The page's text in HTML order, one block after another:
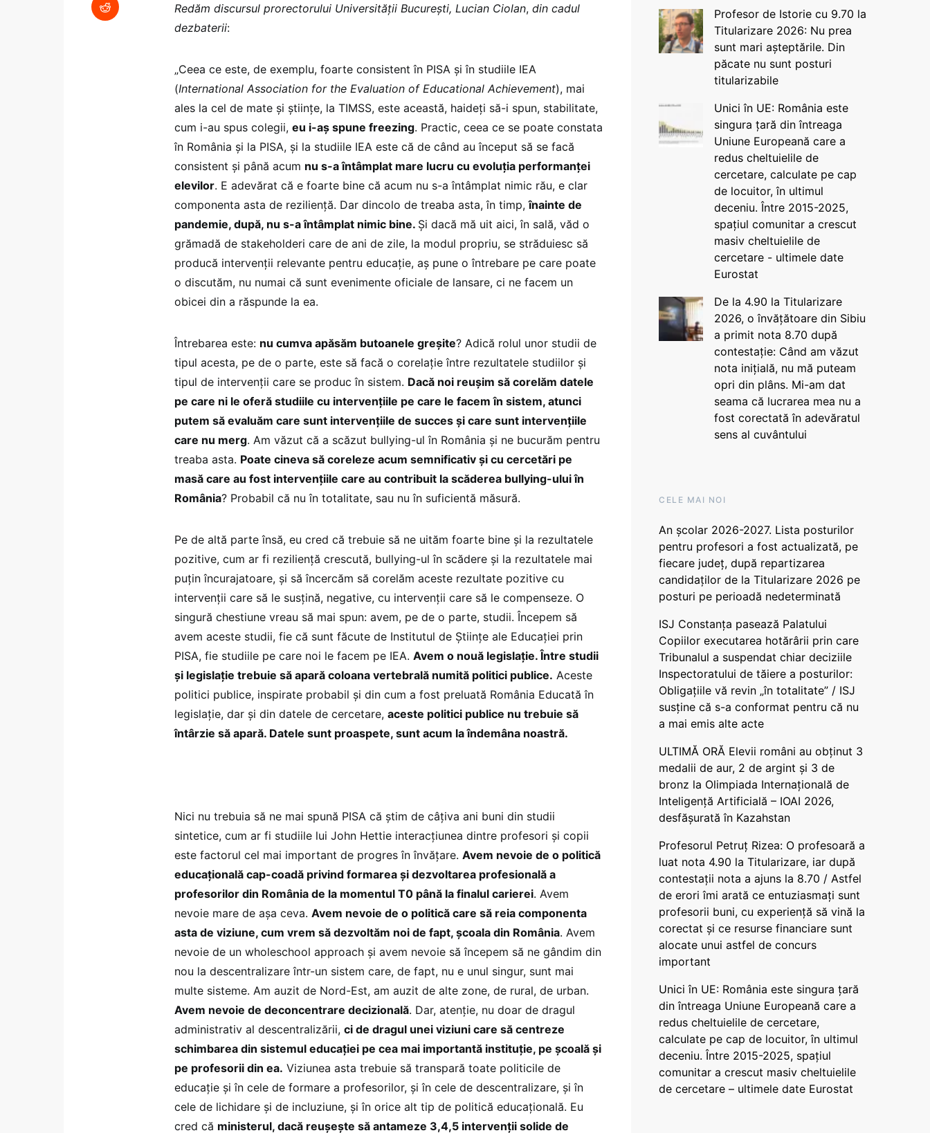
Redăm discursul prorectorului Universității București, Lucian Ciolan, din cadul
dezbaterii:
„Ceea ce este, de exemplu, foarte consistent în PISA și în studiile IEA
(International Association for the Evaluation of Educational Achievement), mai
ales la cel de mate și științe, la TIMSS, este această, haideți să-i spun, stabilitate,
cum i-au spus colegii, eu i-aș spune freezing. Practic, ceea ce se poate constata
în România și la PISA, și la studiile IEA este că de când au început să se facă
consistent și până acum nu s-a întâmplat mare lucru cu evoluția performanței
elevilor. E adevărat că e foarte bine că acum nu s-a întâmplat nimic rău, e clar
componenta asta de reziliență. Dar dincolo de treaba asta, în timp,înainte de
pandemie, după, nu s-a întâmplat nimic bine. Și dacă mă uit aici, în sală, văd o
grămadă de stakeholderi care de ani de zile, la modul propriu, se străduiesc să
producă intervenții relevante pentru educație, aș pune o întrebare pe care poate
o discutăm, nu numai că sunt evenimente oficiale de lansare, ci ne facem un
obicei din a răspunde la ea.
Întrebarea este: nu cumva apăsăm butoanele greșite? Adică rolul unor studii de
tipul acesta, pe de o parte, este să facă o corelație între rezultatele studiilor și
tipul de intervenții care se produc în sistem. Dacă noi reușim să corelăm datele
pe care ni le oferă studiile cu intervențiile pe care le facem în sistem, atunci
putem să evaluăm care sunt intervențiile de succes și care sunt intervențiile
care nu merg. Am văzut că a scăzut bullying-ul în România și ne bucurăm pentru
treaba asta. Poate cineva să coreleze acum semnificativ și cu cercetări pe
masă care au fost intervențiile care au contribuit la scăderea bullying-ului în
România? Probabil că nu în totalitate, sau nu în suficientă măsură.
Pe de altă parte însă, eu cred că trebuie să ne uităm foarte bine și la rezultatele
pozitive, cum ar fi reziliență crescută, bullying-ul în scădere și la rezultatele mai
puțin încurajatoare, și să încercăm să corelăm aceste rezultate pozitive cu
intervenții care să le susțină, negative, cu intervenții care să le compenseze. O
singură chestiune vreau să mai spun: avem, pe de o parte, studii. Începem să
avem aceste studii, fie că sunt făcute de Institutul de Științe ale Educației prin
PISA, fie studiile pe care noi le facem pe IEA. Avem o nouă legislație. Între studii
și legislație trebuie să apară coloana vertebrală numită politici publice. Aceste
politici publice, inspirate probabil și din cum a fost preluată România Educată în
legislație, dar și din datele de cercetare, aceste politici publice nu trebuie să
întârzie să apară. Datele sunt proaspete, sunt acum la îndemâna noastră.
Nici nu trebuia să ne mai spună PISA că știm de câțiva ani buni din studii
sintetice, cum ar fi studiile lui John Hettie interacțiunea dintre profesori și copii
este factorul cel mai important de progres în învățare. Avem nevoie de o politică
educațională cap-coadă privind formarea și dezvoltarea profesională a
profesorilor din România de la momentul T0 până la finalul carierei. Avem
nevoie mare de așa ceva. Avem nevoie de o politică care să reia componenta
asta de viziune, cum vrem să dezvoltăm noi de fapt, școala din România. Avem
nevoie de un wholeschool approach și avem nevoie să începem să ne gândim din
nou la descentralizare într-un sistem care, de fapt, nu e unul singur, sunt mai
multe sisteme. Am auzit de Nord-Est, am auzit de alte zone, de rural, de urban.
Avem nevoie de deconcentrare decizională. Dar, atenție, nu doar de dragul
administrativ al descentralizării, ci de dragul unei viziuni care să centreze
schimbarea din sistemul educației pe cea mai importantă instituție, pe școală și
pe profesorii din ea. Viziunea asta trebuie să transpară toate politicile de
educație și în cele de formare a profesorilor, și în cele de descentralizare, și în
cele de lichidare și de incluziune, și în orice alt tip de politică educațională. Eu
cred că ministerul, dacă reușește să antameze 3,4,5 intervenții solide de
Profesor de Istorie cu 9.70 la
Titularizare 2026: Nu prea
sunt mari așteptările. Din
păcate nu sunt posturi
titularizabile
Unici în UE: România este
singura țară din întreaga
Uniune Europeană care a
redus cheltuielile de
cercetare, calculate pe cap
de locuitor, în ultimul
deceniu. Între 2015-2025,
spațiul comunitar a crescut
masiv cheltuielile de
cercetare - ultimele date
Eurostat
De la 4.90 la Titularizare
2026, o învățătoare din Sibiu
a primit nota 8.70 după
contestație: Când am văzut
nota inițială, nu mă puteam
opri din plâns. Mi-am dat
seama că lucrarea mea nu a
fost corectată în adevăratul
sens al cuvântului
CELE MAI NOI
An școlar 2026-2027. Lista posturilor
pentru profesori a fost actualizată, pe
fiecare județ, după repartizarea
candidaților de la Titularizare 2026 pe
posturi pe perioadă nedeterminată
ISJ Constanța pasează Palatului
Copiilor executarea hotărârii prin care
Tribunalul a suspendat chiar deciziile
Inspectoratului de tăiere a posturilor:
Obligațiile vă revin „în totalitate” / ISJ
susține că s-a conformat pentru că nu
a mai emis alte acte
ULTIMĂ ORĂ Elevii români au obținut 3
medalii de aur, 2 de argint și 3 de
bronz la Olimpiada Internațională de
Inteligență Artificială – IOAI 2026,
desfășurată în Kazahstan
Profesorul Petruț Rizea: O profesoară a
luat nota 4.90 la Titularizare, iar după
contestații nota a ajuns la 8.70 / Astfel
de erori îmi arată ce entuziasmați sunt
profesorii buni, cu experiență să vină la
corectat și ce resurse financiare sunt
alocate unui astfel de concurs
important
Unici în UE: România este singura țară
din întreaga Uniune Europeană care a
redus cheltuielile de cercetare,
calculate pe cap de locuitor, în ultimul
deceniu. Între 2015-2025, spațiul
comunitar a crescut masiv cheltuielile
de cercetare – ultimele date Eurostat